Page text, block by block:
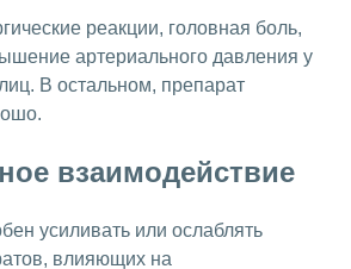
реакции, головная боль,
артериального давления у
В остальном, препарат
взаимодействие
усиливать или ослаблять
влияющих на